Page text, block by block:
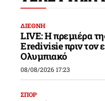
ΔΙΕΘΝΗ
LIVE: Η πρεμιέρα
Eredivisie πριν τον
Ολυμπιακό
08/08/2026 17:23
ΣΠΟΡ